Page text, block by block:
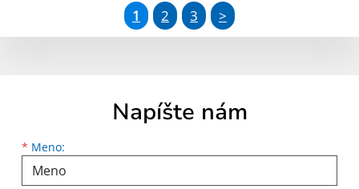
1 2 3 >
Napíšte nám
* Meno:
Meno
Priezvisko
E-mailová adresa